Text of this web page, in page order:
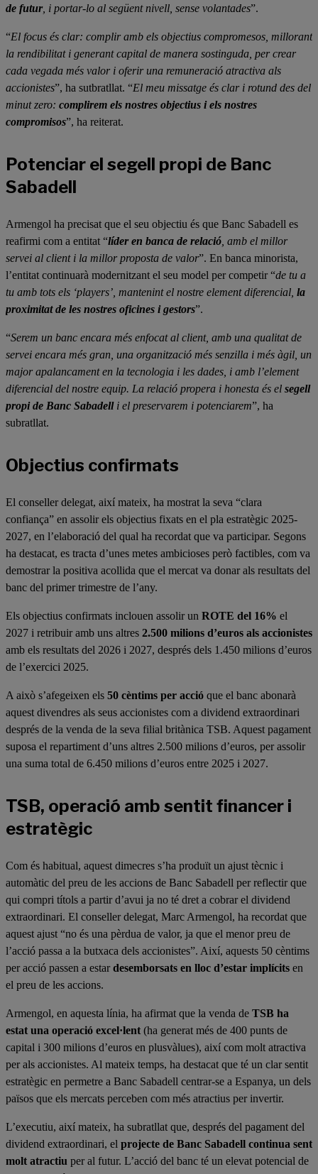
de futur, i portar-lo al següent nivell, sense volantades”.
“El focus és clar: complir amb els objectius compromesos, millorant
la rendibilitat i generant capital de manera sostinguda, per crear
cada vegada més valor i oferir una remuneració atractiva als
accionistes”, ha sutbratllat. “El meu missatge és clar i rotund des del
minut zero: complirem els nostres objectius i els nostres
compromisos”, ha reiterat.
Potenciar el segell propi de Banc
Sabadell
Armengol ha precisat que el seu objectiu és que Banc Sabadell es
reafirmi com a entitat “líder en banca de relació , amb el millor
servei al client i la millor proposta de valor”. En banca minorista,
l’entitat continuarà modernitzant el seu model per competir “de tu a
tu amb tots els ‘players’, mantenint el nostre element diferencial, la
proximitat de les nostres oficines i gestors”.
“Serem un banc encara més enfocat al client, amb una qualitat de
servei encara més gran, una organització més senzilla i més àgil, un
major apalancament en la tecnologia i les dades, i amb l’element
diferencial del nostre equip. La relació propera i honesta és el segell
propi de Banc Sabadelli el preservarem i potenciarem”, ha
subratllat.
Objectius confirmats
El conseller delegat, així mateix, ha mostrat la seva “clara
confiança” en assolir els objectius fixats en el pla estratègic 2025-
2027, en l’elaboració del qual ha recordat que va participar. Segons
ha destacat, es tracta d’unes metes ambicioses però factibles, com va
demostrar la positiva acollida que el mercat va donar als resultats del
banc del primer trimestre de l’any.
Els objectius confirmats inclouen assolir un ROTE del 16% el
2027 i retribuir amb uns altres 2.500 milions d’euros als accionistes
amb els resultats del 2026 i 2027, després dels 1.450 milions d’euros
de l’exercici 2025.
A això s’afegeixen els 50 cèntims per acció que el banc abonarà
aquest divendres als seus accionistes com a dividend extraordinari
després de la venda de la seva filial britànica TSB. Aquest pagament
suposa el repartiment d’uns altres 2.500 milions d’euros, per assolir
una suma total de 6.450 milions d’euros entre 2025 i 2027.
TSB, operació amb sentit financer i
estratègic
Com és habitual, aquest dimecres s’ha produït un ajust tècnic i
automàtic del preu de les accions de Banc Sabadell per reflectir que
qui compri títols a partir d’avui ja no té dret a cobrar el dividend
extraordinari. El conseller delegat, Marc Armengol, ha recordat que
aquest ajust “no és una pèrdua de valor, ja que el menor preu de
l’acció passa a la butxaca dels accionistes”. Així, aquests 50 cèntims
per acció passen a estardesemborsats en lloc d’estar implícits en
el preu de les accions.
Armengol, en aquesta línia, ha afirmat que la venda de TSB ha
estat una operació excel·lent (ha generat més de 400 punts de
capital i 300 milions d’euros en plusvàlues), així com molt atractiva
per als accionistes. Al mateix temps, ha destacat que té un clar sentit
estratègic en permetre a Banc Sabadell centrar-se a Espanya, un dels
països que els mercats perceben com més atractius per invertir.
L’executiu, així mateix, ha subratllat que, després del pagament del
dividend extraordinari, el projecte de Banc Sabadell continua sent
molt atractiu per al futur. L’acció del banc té un elevat potencial de